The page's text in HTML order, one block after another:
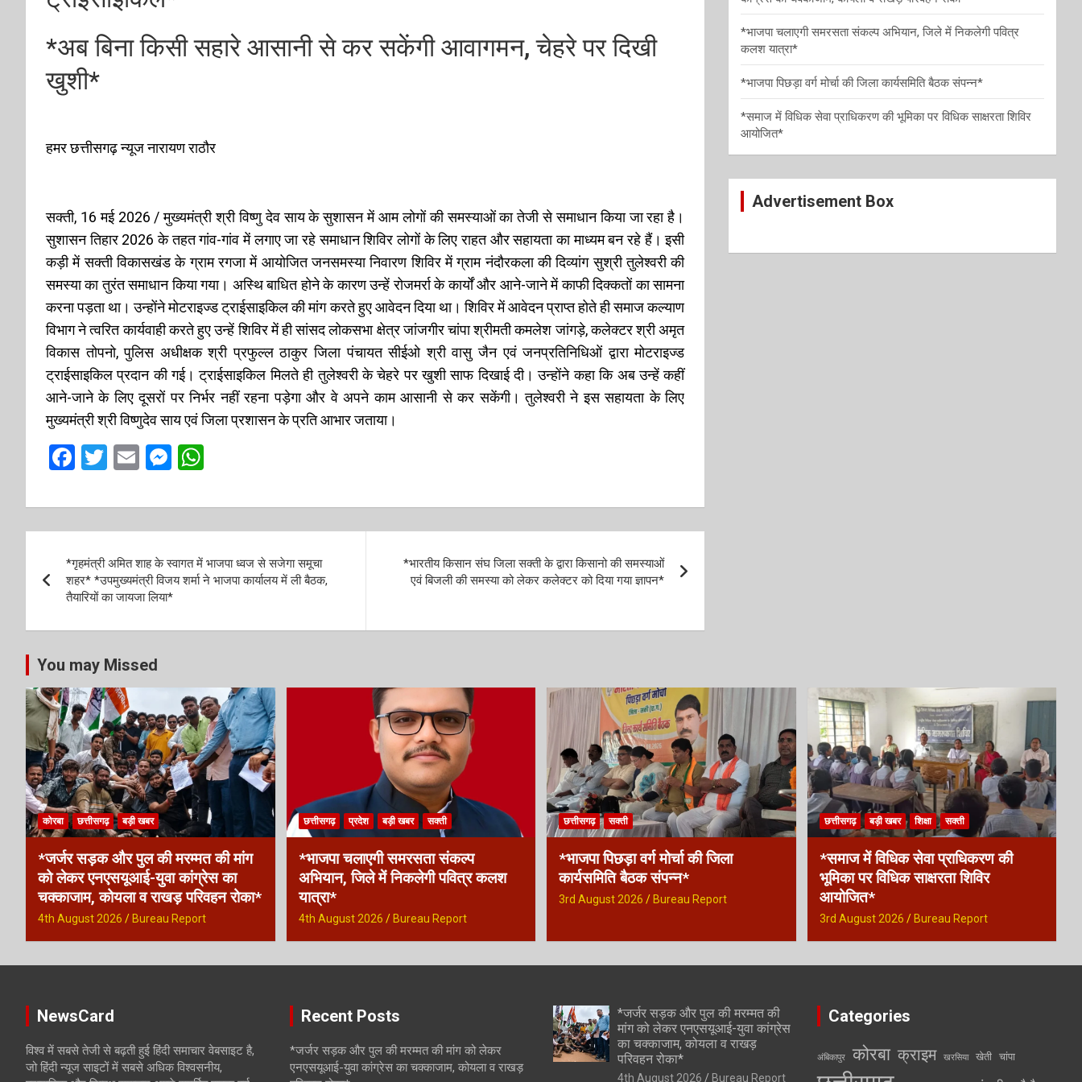
*अब बिना किसी सहारे आसानी से कर सकेंगी आवागमन, चेहरे पर दिखी
खुशी*
हमर छत्तीसगढ़ न्यूज नारायण राठौर
सक्ती, 16 मई 2026 / मुख्यमंत्री श्री विष्णु देव साय के सुशासन में आम लोगों की समस्याओं का तेजी से समाधान किया जा रहा है।
सुशासन तिहार 2026 के तहत गांव-गांव में लगाए जा रहे समाधान शिविर लोगों के लिए राहत और सहायता का माध्यम बन रहे हैं। इसी
कड़ी में सक्ती विकासखंड के ग्राम रगजा में आयोजित जनसमस्या निवारण शिविर में ग्राम नंदौरकला की दिव्यांग सुश्री तुलेश्वरी की
समस्या का तुरंत समाधान किया गया। अस्थि बाधित होने के कारण उन्हें रोजमर्रा के कार्यों और आने-जाने में काफी दिक्कतों का सामना
करना पड़ता था। उन्होंने मोटराइज्ड ट्राईसाइकिल की मांग करते हुए आवेदन दिया था। शिविर में आवेदन प्राप्त होते ही समाज कल्याण
विभाग ने त्वरित कार्यवाही करते हुए उन्हें शिविर में ही सांसद लोकसभा क्षेत्र जांजगीर चांपा श्रीमती कमलेश जांगड़े, कलेक्टर श्री अमृत
विकास तोपनो, पुलिस अधीक्षक श्री प्रफुल्ल ठाकुर जिला पंचायत सीईओ श्री वासु जैन एवं जनप्रतिनिधिओं द्वारा मोटराइज्ड
ट्राईसाइकिल प्रदान की गई। ट्राईसाइकिल मिलते ही तुलेश्वरी के चेहरे पर खुशी साफ दिखाई दी। उन्होंने कहा कि अब उन्हें कहीं
आने-जाने के लिए दूसरों पर निर्भर नहीं रहना पड़ेगा और वे अपने काम आसानी से कर सकेंगी। तुलेश्वरी ने इस सहायता के लिए
मुख्यमंत्री श्री विष्णुदेव साय एवं जिला प्रशासन के प्रति आभार जताया।
F
ce
b
o
o
k
T
tt
er
E
ail
M
se
n
g
er
at
s
A
p
t
n
a
v
i
g
a
o
*गृहमंत्री अमित शाह के स्वागत में भाजपा ध्वज से सजेगा समूचा
शहर* *उपमुख्यमंत्री विजय शर्मा ने भाजपा कार्यालय में ली बैठक,
तैयारियों का जायजा लिया*
*भारतीय किसान संघ जिला सक्ती के द्वारा किसानो की समस्याओं
एवं बिजली की समस्या को लेकर कलेक्टर को दिया गया ज्ञापन*
*भाजपा चलाएगी समरसता संकल्प अभियान, जिले में निकलेगी पवित्र
कलश यात्रा*
*भाजपा पिछड़ा वर्ग मोर्चा की जिला कार्यसमिति बैठक संपन्न*
*समाज में विधिक सेवा प्राधिकरण की भूमिका पर विधिक साक्षरता शिविर
आयोजित*
Advertisement Box
You may Missed
कोरबा छत्तीसगढ़ बड़ी खबर
*जर्जर सड़क और पुल की मरम्मत की मांग
को लेकर एनएसयूआई-युवा कांग्रेस का
चक्काजाम, कोयला व राखड़ परिवहन रोका*
4th August 2026 Bureau Report
छत्तीसगढ़ प्रदेश बड़ी खबर सक्ती
*भाजपा चलाएगी समरसता संकल्प
अभियान, जिले में निकलेगी पवित्र कलश
यात्रा*
4th August 2026 Bureau Report
छत्तीसगढ़ सक्ती
*भाजपा पिछड़ा वर्ग मोर्चा की जिला
कार्यसमिति बैठक संपन्न*
3rd August 2026 Bureau Report
छत्तीसगढ़ बड़ी खबर शिक्षा सक्ती
*समाज में विधिक सेवा प्राधिकरण की
भूमिका पर विधिक साक्षरता शिविर
आयोजित*
3rd August 2026 Bureau Report
NewsCard
विश्व में सबसे तेजी से बढ़ती हुई हिंदी समाचार वेबसाइट है,
जो हिंदी न्यूज साइटों में सबसे अधिक विश्वसनीय,
Recent Posts
*जर्जर सड़क और पुल की मरम्मत की मांग को लेकर
एनएसयूआई-युवा कांग्रेस का चक्काजाम, कोयला व राखड़
*जर्जर सड़क और पुल की मरम्मत की
मांग को लेकर एनएसयूआई-युवा कांग्रेस
का चक्काजाम, कोयला व राखड़
परिवहन रोका*
4th August 2026 Bureau Report
Categories
अंबिकापुर कोरबा क्राइम खरसिया खेती चांपा